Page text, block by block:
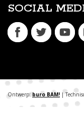
SOCIAL
Ontwerp: buro BAM! |